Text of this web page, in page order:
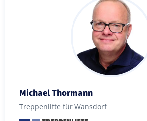
Michael Thormann
Treppenlifte für Wansdorf